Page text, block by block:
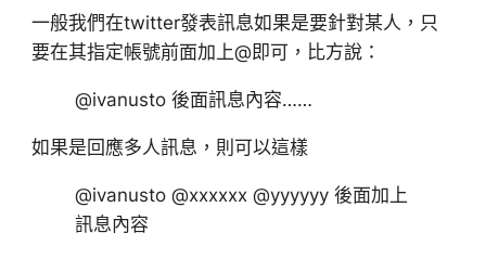
一般我們在twitter發表訊息如果是要針對某人，只
要在其指定帳號前面加上@即可，比方說：
@ivanusto 後面訊息內容……
如果是回應多人訊息，則可以這樣
@ivanusto @xxxxxx @yyyyyy 後面加上
訊息內容